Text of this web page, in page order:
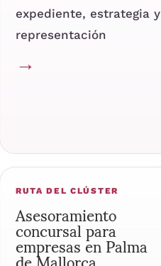
expediente, estrategia y
representación
→
RUTA DEL CLÚSTER
Asesoramiento
concursal para
empresas en Palma